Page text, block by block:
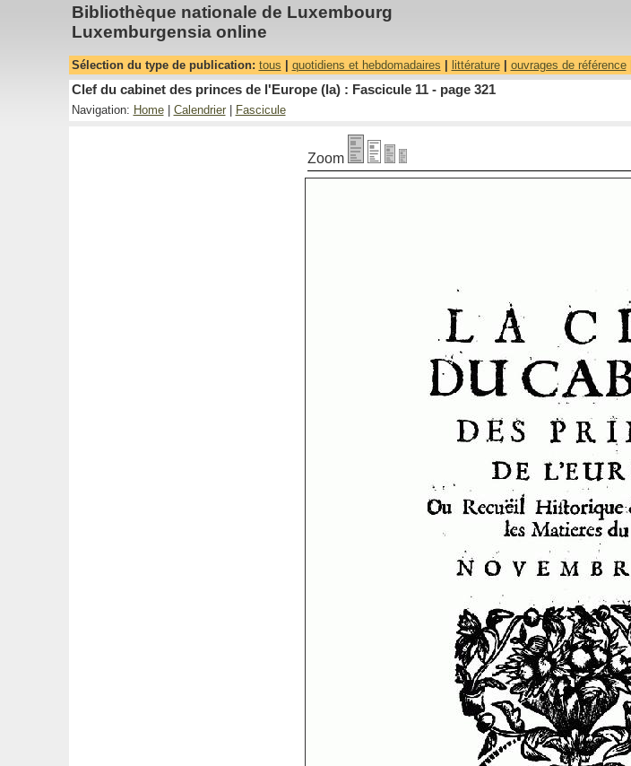
Bibliothèque nationale de Luxembourg
Luxemburgensia online
Sélection du type de publication: tous quotidiens et hebdomadaires littérature| ouvrages de référence|
Clef du cabinet des princes de l'Europe (la) : Fascicule 11 - page 321
Navigation: Home| Calendrier| Fascicule
Zoom